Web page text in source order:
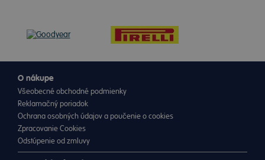
O nákupe
Všeobecné obchodné podmienky
Reklamačný poriadok
Ochrana osobných údajov a poučenie o cookies
Zpracovanie Cookies
Odstúpenie od zmluvy